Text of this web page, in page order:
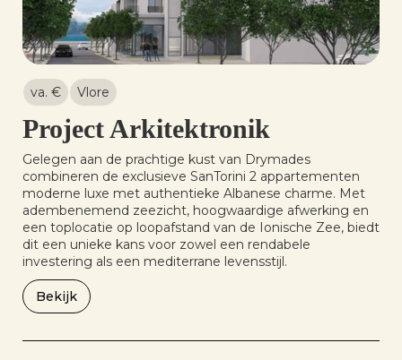
va. € Vlore
Project Arkitektronik
Gelegen aan de prachtige kust van Drymades
combineren de exclusieve SanTorini 2 appartementen
moderne luxe met authentieke Albanese charme. Met
adembenemend zeezicht, hoogwaardige afwerking en
een toplocatie op loopafstand van de Ionische Zee, biedt
dit een unieke kans voor zowel een rendabele
investering als een mediterrane levensstijl.
Bekijk